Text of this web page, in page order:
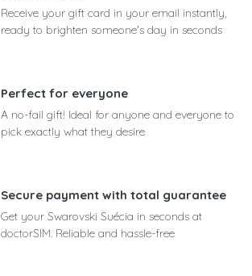
Receive your gift card in your email instantly,
ready to brighten someone's day in seconds
Perfect for everyone
A no-fail gift! Ideal for anyone and everyone to
pick exactly what they desire
Secure payment with total guarantee
Get your Swarovski Suécia in seconds at
doctorSIM. Reliable and hassle-free